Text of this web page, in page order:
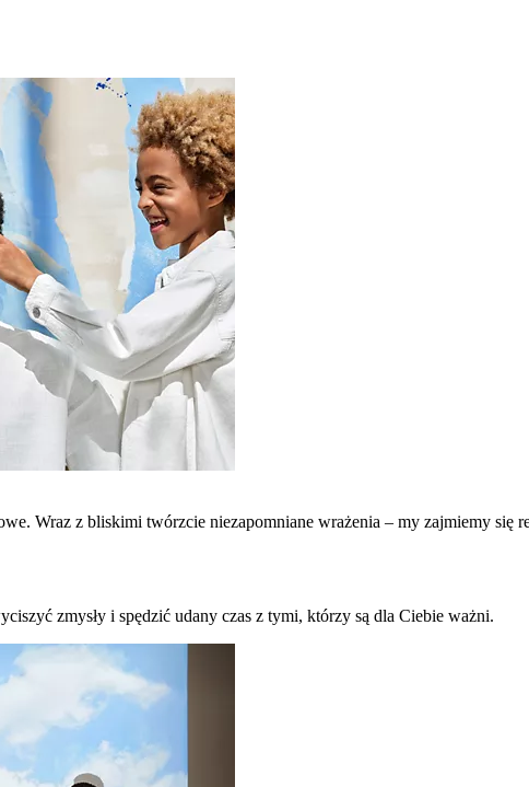
Wraz z bliskimi twórzcie niezapomniane wrażenia – my zajmiemy się
zmysły i spędzić udany czas z tymi, którzy są dla Ciebie ważni.